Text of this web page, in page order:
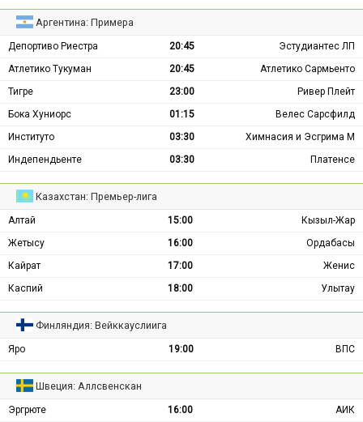
Аргентина: Примера
Депортиво Риестра 20:45
Эстудиантес ЛП
Атлетико Тукуман
20:45
Атлетико Сармьенто
Тигре
23:00
Ривер Плейт
Бока Хуниорс
01:15
Велес Сарсфилд
Институто
03:30
Химнасия и Эсгрима М
Индепендьенте
03:30 Платенсе
Казахстан: Премьер-лига
Алтай 15:00
Кызыл-Жар
Жетысу
16:00
Ордабасы
Кайрат
17:00
Женис
Каспий
18:00 Улытау
Финляндия: Вейккауслиига
Яро 19:00 ВПС
Швеция: Аллсвенскан
Эргрюте 16:00
АИК